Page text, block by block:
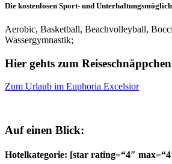
Die kostenlosen Sport- und
Aerobic, Basketball, Beachvolleyball,
Wassergymnastik;
Hier gehts zum
Zum Urlaub im Euphoria Excelsior
Auf einen Blick:
Hotelkategorie: [star rating=“4″